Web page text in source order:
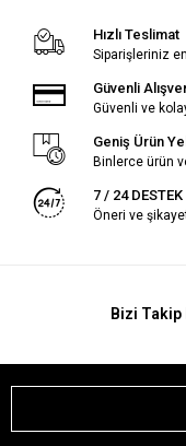
Hızlı Teslimat
Siparişleriniz
Güvenli
Güvenli ve
Geniş Ürün
Binlerce ürün
7 / 24 DESTEK
Öneri ve
Bizi Takip